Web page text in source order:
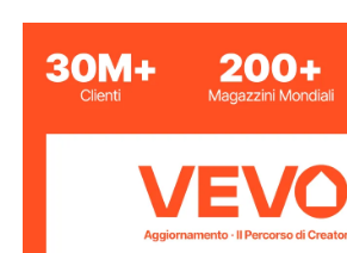
Colore verde
di peso in
2,2 libbre/1
Potenza massima 30 W